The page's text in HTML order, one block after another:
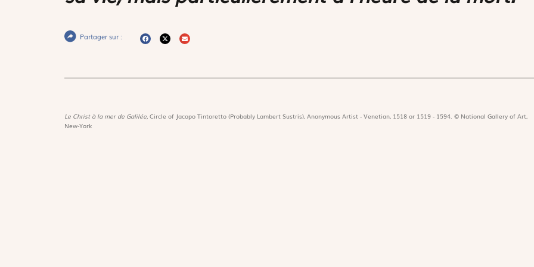
Partager sur :
Le Christ à la mer de Galilée, Circle of Jacopo Tintoretto (Probably Lambert Sustris), Anonymous Artist - Venetian, 1518 or 1519 - 1594. © National Gallery of Art,
New-York